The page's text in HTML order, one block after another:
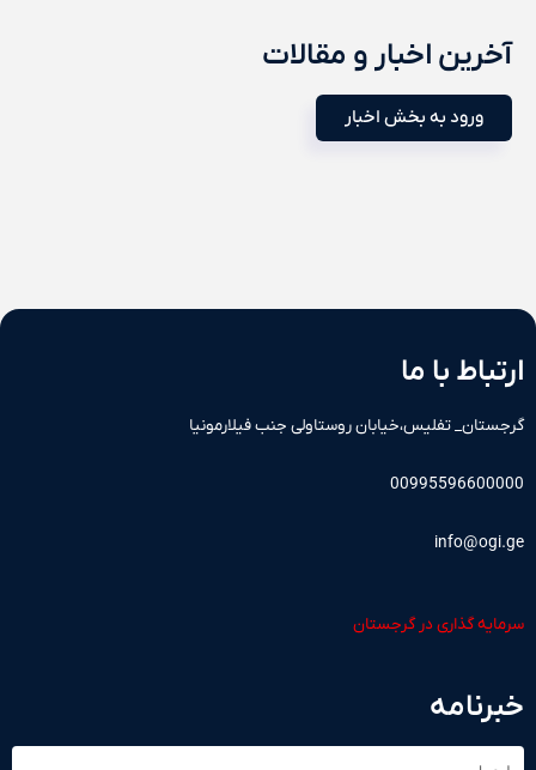
آخرین اخبار و مقالات
ورود به بخش اخبار
ارتباط با ما
گرجستان_ تفلیس،خیابان روستاولی جنب فیلارمونیا
00995596600000
info@ogi.ge
سرمایه گذاری در گرجستان
خبرنامه